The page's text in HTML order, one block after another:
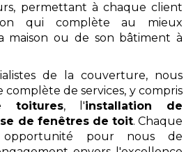
permettant à chaque client
qui complète au mieux
maison ou de son bâtiment à
de la couverture, nous
de services, y compris
toitures, l'installation de
de fenêtres de toit. Chaque
pour nous de